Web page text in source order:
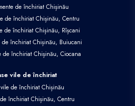
de închiriat Chișinău
de închiriat Chișinău, Centru
de închiriat Chișinău, Rîșcani
de închiriat Chișinău, Buiucani
de închiriat Chișinău, Ciocana
vile de închiriat
de închiriat Chișinău
închiriat Chișinău, Centru